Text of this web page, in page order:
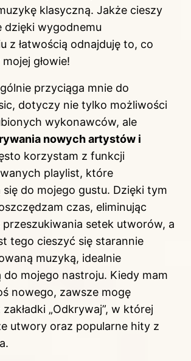
klasyczną. Jakże cieszy
dzięki wygodnemu
z łatwością odnajduję to, co
głowie!
przyciąga mnie do
dotyczy nie tylko możliwości
wykonawców, ale
nowych artystów i
korzystam z funkcji
playlist, które
do mojego gustu. Dzięki tym
czas, eliminując
setek utworów, a
tego cieszyć się starannie
muzyką, idealnie
do mojego nastroju. Kiedy mam
nowego, zawsze mogę
„Odkrywaj”, w której
utwory oraz popularne hity z